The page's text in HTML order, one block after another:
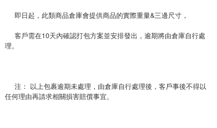
即日起，此類商品倉庫會提供商品的實際重量&三邊尺寸，
客戶需在10天內確認打包方案並安排發出，逾期將由倉庫自行處
理。
注： 以上包裹逾期未處理，由倉庫自行處理後，客戶事後不得以
任何理由再請求相關損害賠償事宜。